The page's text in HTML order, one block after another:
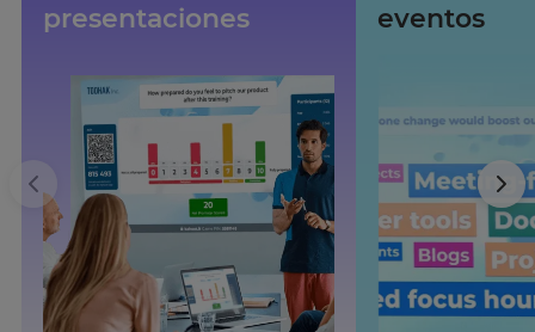
presentaciones
eventos